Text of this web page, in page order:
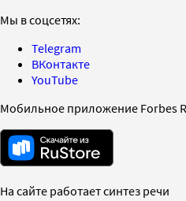
Мы в соцсетях:
Telegram
ВКонтакте
YouTube
Мобильное приложение Forbes
На сайте работает синтез речи